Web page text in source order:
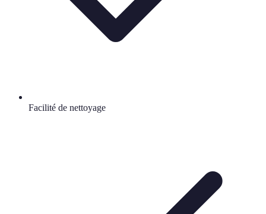
Facilité de nettoyage